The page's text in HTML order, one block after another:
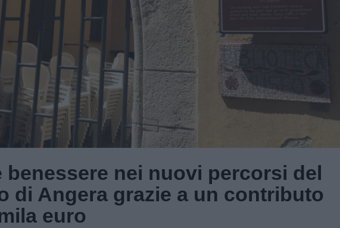
benessere nei nuovi percorsi del
di Angera grazie a un contributo
euro